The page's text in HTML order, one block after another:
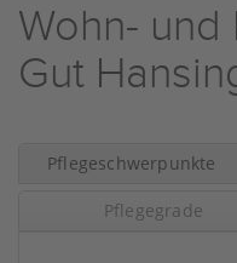
Wohn- und
Gut
Pflegeschwerpunkte
Pflegegrade